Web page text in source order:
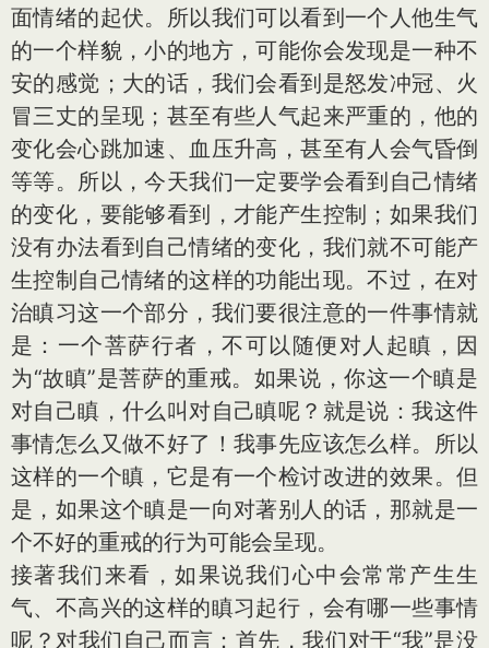
面情绪的起伏。所以我们可以看到一个人他生气
的一个样貌，小的地方，可能你会发现是一种不
安的感觉；大的话，我们会看到是怒发冲冠、火
冒三丈的呈现；甚至有些人气起来严重的，他的
变化会心跳加速、血压升高，甚至有人会气昏倒
等等。所以，今天我们一定要学会看到自己情绪
的变化，要能够看到，才能产生控制；如果我们
没有办法看到自己情绪的变化，我们就不可能产
生控制自己情绪的这样的功能出现。不过，在对
治瞋习这一个部分，我们要很注意的一件事情就
是：一个菩萨行者，不可以随便对人起瞋，因
为“故瞋”是菩萨的重戒。如果说，你这一个瞋是
对自己瞋，什么叫对自己瞋呢？就是说：我这件
事情怎么又做不好了！我事先应该怎么样。所以
这样的一个瞋，它是有一个检讨改进的效果。但
是，如果这个瞋是一向对著别人的话，那就是一
个不好的重戒的行为可能会呈现。
接著我们来看，如果说我们心中会常常产生生
气、不高兴的这样的瞋习起行，会有哪一些事情
呢？对我们自己而言：首先，我们对于“我”是没